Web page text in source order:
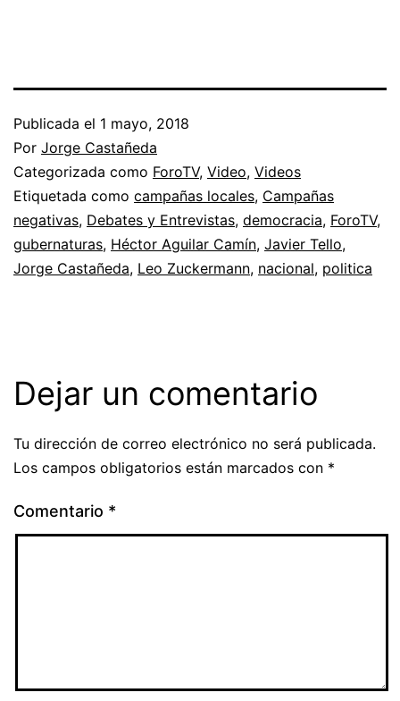
Publicada el 1 mayo, 2018
Por Jorge Castañeda
Categorizada como ForoTV, Video, Videos
Etiquetada como campañas locales, Campañas
negativas, Debates y Entrevistas, democracia, ForoTV,
gubernaturas, Héctor Aguilar Camín, Javier Tello,
Jorge Castañeda, Leo Zuckermann, nacional, politica
Dejar un comentario
Tu dirección de correo electrónico no será publicada.
Los campos obligatorios están marcados con *
Comentario *